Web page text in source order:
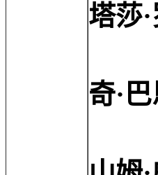
塔莎
塞
奇·
安